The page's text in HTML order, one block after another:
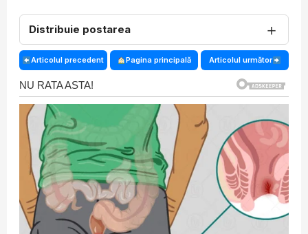
Distribuie postarea ＋
Articolul precedent Pagina principală Articolul următor